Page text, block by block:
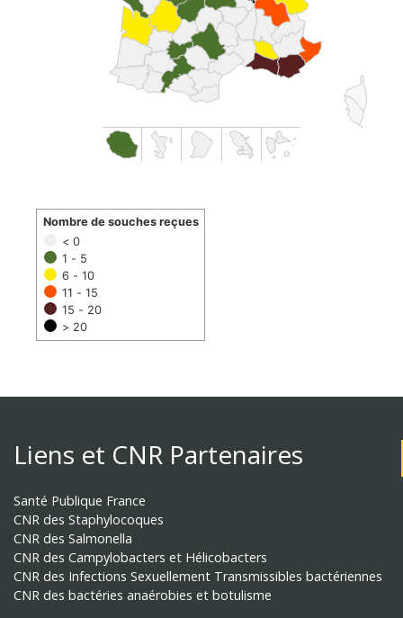
< 0
1 - 5
6 - 10
11 - 15
15 - 20
> 20
Nombre de souches reçues
Liens et CNR Partenaires
Santé Publique France
CNR des Staphylocoques
CNR des Salmonella
CNR des Campylobacters et Hélicobacters
CNR des Infections Sexuellement Transmissibles bactériennes
CNR des bactéries anaérobies et botulisme